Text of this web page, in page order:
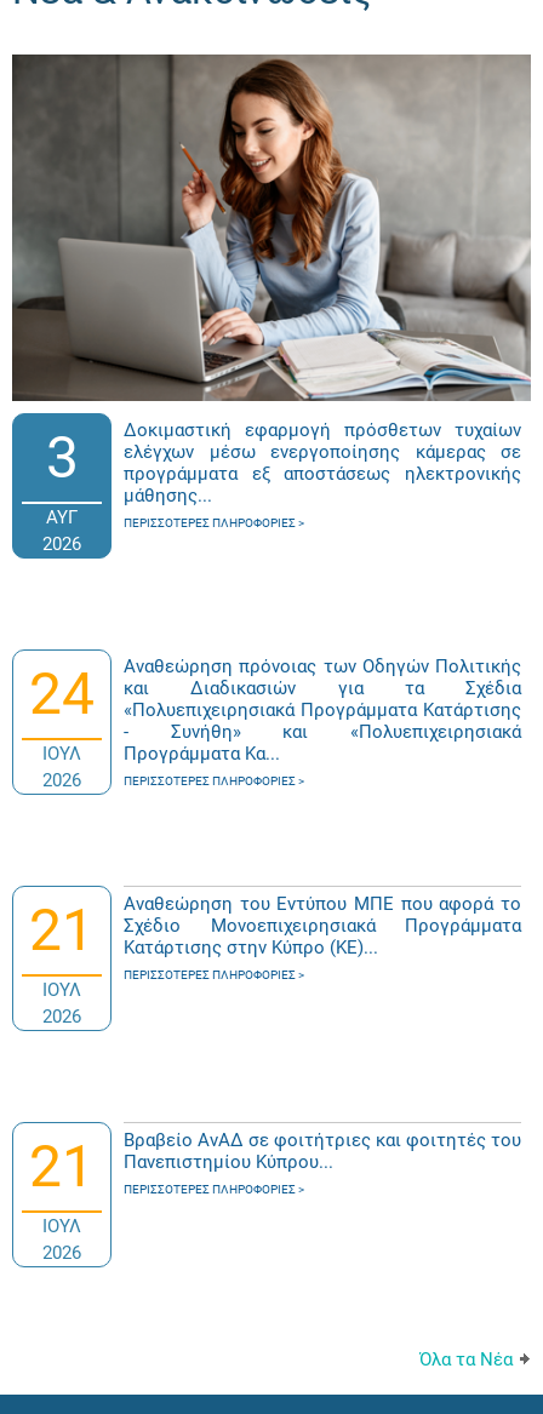
3
ΑΥΓ
2026
Δοκιμαστική εφαρμογή πρόσθετων τυχαίων
ελέγχων μέσω ενεργοποίησης κάμερας σε
προγράμματα εξ αποστάσεως ηλεκτρονικής
μάθησης...
ΠΕΡΙΣΣΌΤΕΡΕΣ ΠΛΗΡΟΦΟΡΊΕΣ
24
ΙΟΥΛ
2026
Αναθεώρηση πρόνοιας των Οδηγών Πολιτικής
και Διαδικασιών για τα Σχέδια
«Πολυεπιχειρησιακά Προγράμματα Κατάρτισης
- Συνήθη» και «Πολυεπιχειρησιακά
Προγράμματα Κα...
ΠΕΡΙΣΣΌΤΕΡΕΣ ΠΛΗΡΟΦΟΡΊΕΣ
21
ΙΟΥΛ
2026
Αναθεώρηση του Εντύπου ΜΠΕ που αφορά το
Σχέδιο Μονοεπιχειρησιακά Προγράμματα
Κατάρτισης στην Κύπρο (ΚΕ)...
ΠΕΡΙΣΣΌΤΕΡΕΣ ΠΛΗΡΟΦΟΡΊΕΣ
21
ΙΟΥΛ
2026
Βραβείο ΑνΑΔ σε φοιτήτριες και φοιτητές του
Πανεπιστημίου Κύπρου...
ΠΕΡΙΣΣΌΤΕΡΕΣ ΠΛΗΡΟΦΟΡΊΕΣ
Όλα τα Νέα